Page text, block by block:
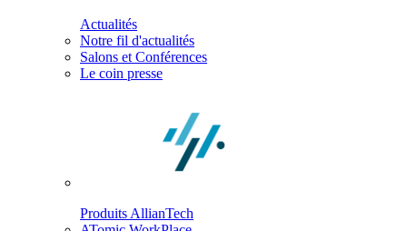
Actualités
Notre fil d'actualités
Salons et Conférences
Le coin presse
Produits AllianTech